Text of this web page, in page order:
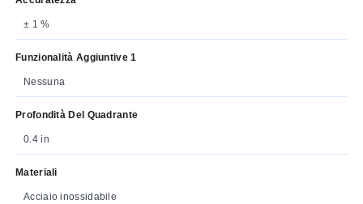
± 1 %
Funzionalità Aggiuntive 1
Nessuna
Profondità Del Quadrante
0.4 in
Materiali
Acciaio inossidabile